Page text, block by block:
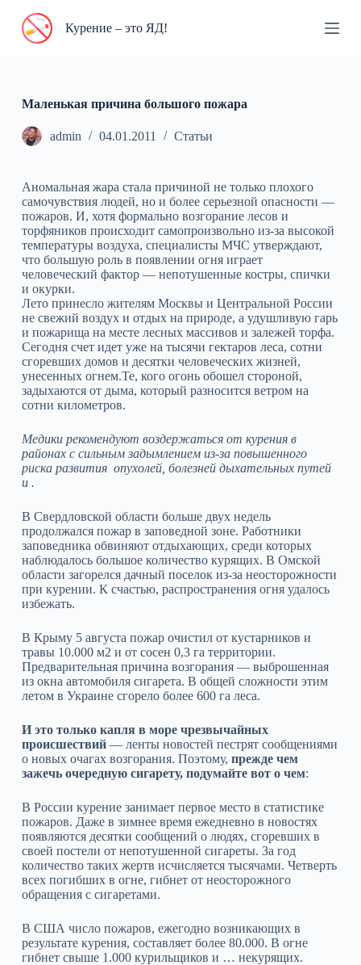
П
и
Курение – это ЯД!
Маленькая причина большого пожара
admin 04.01.2011 Статьи
Аномальная жара стала причиной не только плохого
самочувствия людей, но и более серьезной опасности —
пожаров. И, хотя формально возгорание лесов и
торфяников происходит самопроизвольно из-за высокой
температуры воздуха, специалисты МЧС утверждают,
что большую роль в появлении огня играет
человеческий фактор — непотушенные костры, спички
и окурки.
Лето принесло жителям Москвы и Центральной России
не свежий воздух и отдых на природе, а удушливую гарь
и пожарища на месте лесных массивов и залежей торфа.
Сегодня счет идет уже на тысячи гектаров леса, сотни
сгоревших домов и десятки человеческих жизней,
унесенных огнем.Те, кого огонь обошел стороной,
задыхаются от дыма, который разносится ветром на
сотни километров.
Медики рекомендуют воздержаться от курения в
районах с сильным задымлением из-за повышенного
риска развития опухолей, болезней дыхательных путей
и .
В Свердловской области больше двух недель
продолжался пожар в заповедной зоне. Работники
заповедника обвиняют отдыхающих, среди которых
наблюдалось большое количество курящих. В Омской
области загорелся дачный поселок из-за неосторожности
при курении. К счастью, распространения огня удалось
избежать.
В Крыму 5 августа пожар очистил от кустарников и
травы 10.000 м2 и от сосен 0,3 га территории.
Предварительная причина возгорания — выброшенная
из окна автомобиля сигарета. В общей сложности этим
летом в Украине сгорело более 600 га леса.
И это только капля в море чрезвычайных
происшествий— ленты новостей пестрят сообщениями
о новых очагах возгорания. Поэтому, прежде чем
зажечь очередную сигарету, подумайте вот о чем:
В России курение занимает первое место в статистике
пожаров. Даже в зимнее время ежедневно в новостях
появляются десятки сообщений о людях, сгоревших в
своей постели от непотушенной сигареты. За год
количество таких жертв исчисляется тысячами. Четверть
всех погибших в огне, гибнет от неосторожного
обращения с сигаретами.
В США число пожаров, ежегодно возникающих в
результате курения, составляет более 80.000. В огне
гибнет свыше 1.000 курильщиков и … некурящих.